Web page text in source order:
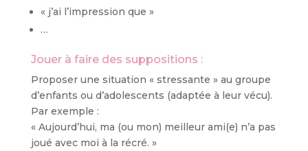
« j’ai l’impression que »
…
Jouer à faire des suppositions :
Proposer une situation « stressante » au groupe
d’enfants ou d’adolescents (adaptée à leur vécu).
Par exemple :
« Aujourd’hui, ma (ou mon) meilleur ami(e) n’a pas
joué avec moi à la récré. »